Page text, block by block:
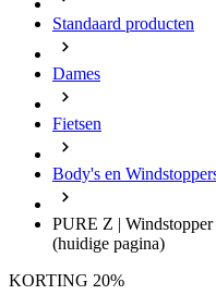
Standaard producten
Dames
Fietsen
Body's en
PURE Z |
(huidige pagina)
KORTING 20%